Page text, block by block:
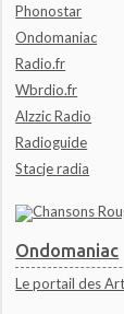
Phonostar
Ondomaniac
Radio.fr
Wbrdio.fr
Alzzic Radio
Radioguide
Stacje radia
Ondomaniac
Le portail des